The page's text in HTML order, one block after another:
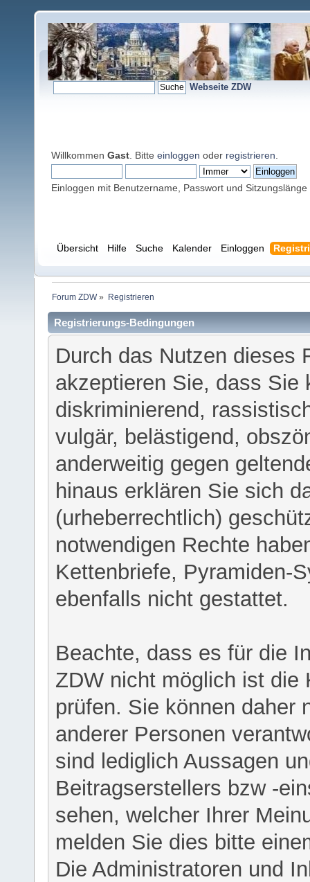
Webseite ZDW
Willkommen Gast . Bitte einloggen oder registrieren
Einloggen mit Benutzername, Passwort und Sitzungslänge
Übersicht Hilfe Suche Kalender Einloggen
Forum ZDW» Registrieren
Registrierungs-Bedingungen
Durch das Nutzen dieses
akzeptieren Sie, dass Sie
diskriminierend,
vulgär, belästigend,
anderweitig gegen
hinaus erklären Sie sich
(urheberrechtlich)
notwendigen Rechte
Kettenbriefe, Pyramiden-
ebenfalls nicht gestattet.
Beachte, dass es für die
ZDW nicht möglich ist die
prüfen. Sie können daher
anderer Personen
sind lediglich Aussagen
Beitragserstellers bzw -
sehen, welcher Ihrer
melden Sie dies bitte
Die Administratoren und